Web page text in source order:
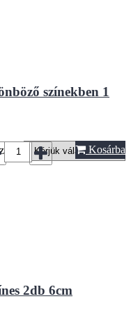
színekben 1
Kosárba
2db 6cm